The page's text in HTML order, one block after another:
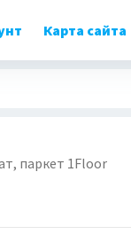
Карта сайта
паркет 1Floor